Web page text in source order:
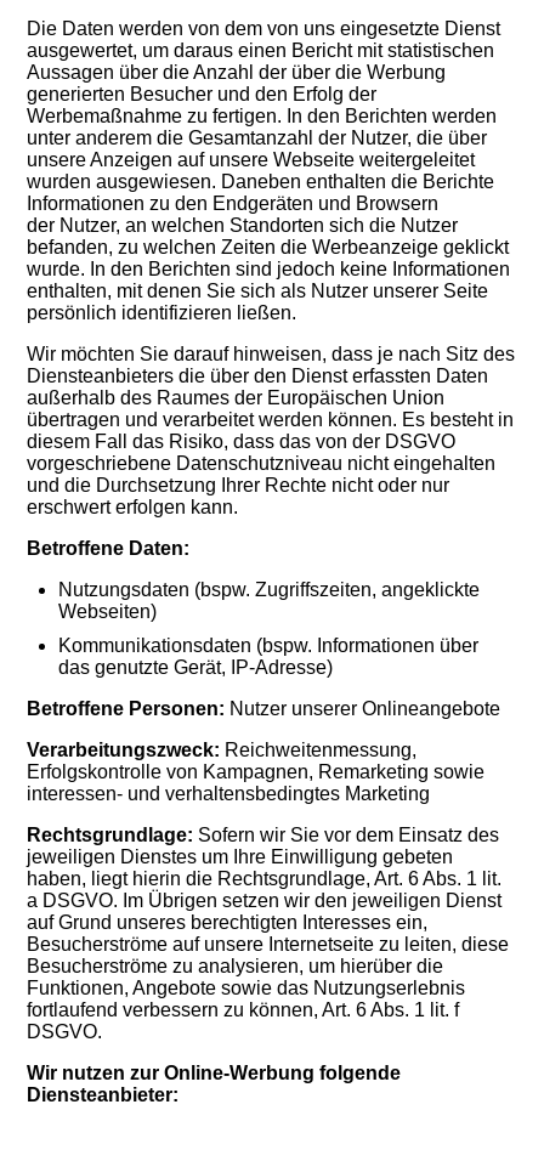
Die Daten werden von dem von uns eingesetzte Dienst
ausgewertet, um daraus einen Bericht mit statistischen
Aussagen über die Anzahl der über die Werbung
generierten Besucher und den Erfolg der
Werbemaßnahme zu fertigen. In den Berichten werden
unter anderem die Gesamtanzahl der Nutzer, die über
unsere Anzeigen auf unsere Webseite weitergeleitet
wurden ausgewiesen. Daneben enthalten die Berichte
Informationen zu den Endgeräten und Browsern
der Nutzer, an welchen Standorten sich die Nutzer
befanden, zu welchen Zeiten die Werbeanzeige geklickt
wurde. In den Berichten sind jedoch keine Informationen
enthalten, mit denen Sie sich als Nutzer unserer Seite
persönlich identifizieren ließen.
Wir möchten Sie darauf hinweisen, dass je nach Sitz des
Diensteanbieters die über den Dienst erfassten Daten
außerhalb des Raumes der Europäischen Union
übertragen und verarbeitet werden können. Es besteht in
diesem Fall das Risiko, dass das von der DSGVO
vorgeschriebene Datenschutzniveau nicht eingehalten
und die Durchsetzung Ihrer Rechte nicht oder nur
erschwert erfolgen kann.
Betroffene Daten:
Nutzungsdaten (bspw. Zugriffszeiten, angeklickte
Webseiten)
Kommunikationsdaten (bspw. Informationen über
das genutzte Gerät, IP-Adresse)
Betroffene Personen: Nutzer unserer Onlineangebote
Verarbeitungszweck: Reichweitenmessung,
Erfolgskontrolle von Kampagnen, Remarketing sowie
interessen- und verhaltensbedingtes Marketing
Rechtsgrundlage: Sofern wir Sie vor dem Einsatz des
jeweiligen Dienstes um Ihre Einwilligung gebeten
haben, liegt hierin die Rechtsgrundlage, Art. 6 Abs. 1 lit.
a DSGVO. Im Übrigen setzen wir den jeweiligen Dienst
auf Grund unseres berechtigten Interesses ein,
Besucherströme auf unsere Internetseite zu leiten, diese
Besucherströme zu analysieren, um hierüber die
Funktionen, Angebote sowie das Nutzungserlebnis
fortlaufend verbessern zu können, Art. 6 Abs. 1 lit. f
DSGVO.
Wir nutzen zur Online-Werbung folgende
Diensteanbieter: